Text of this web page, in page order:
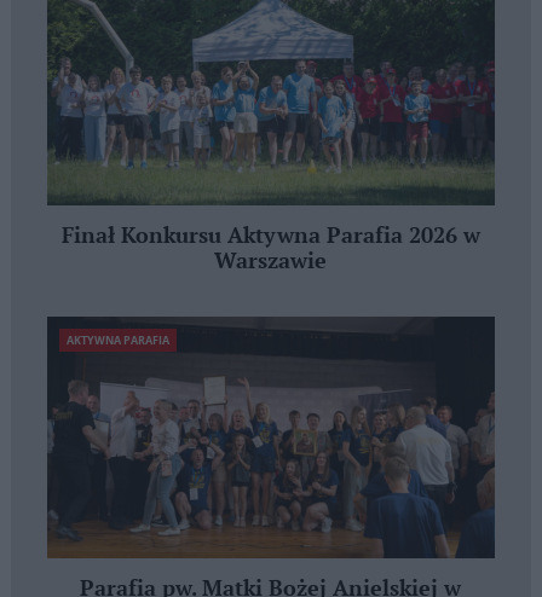
Finał Konkursu Aktywna Parafia 2026 w
Warszawie
AKTYWNA PARAFIA
Parafia pw. Matki Bożej Anielskiej w